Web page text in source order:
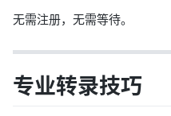
无需注册，无需等待。
专业转录技巧